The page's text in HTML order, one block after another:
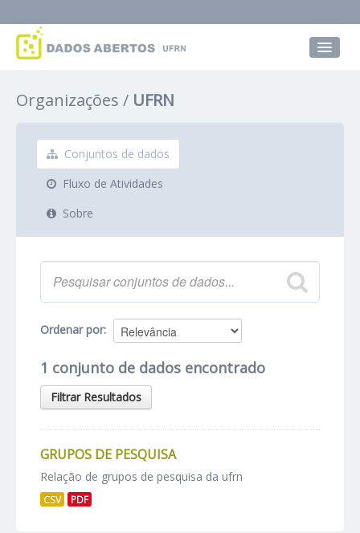
Grupos
Sobre
Organizações UFRN
Conjuntos de dados
Fluxo de Atividades
Sobre
Ordenar por
1 conjunto de dados encontrado
Filtrar Resultados
GRUPOS DE PESQUISA
Relação de grupos de pesquisa da ufrn
CSV PDF